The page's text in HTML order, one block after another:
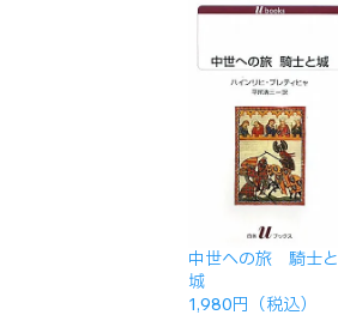
中世への旅 騎士と
城
1,980円（税込）